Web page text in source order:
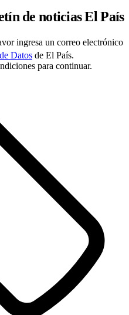
de noticias El País
ingresa un correo electrónico
Datos de El País.
para continuar.